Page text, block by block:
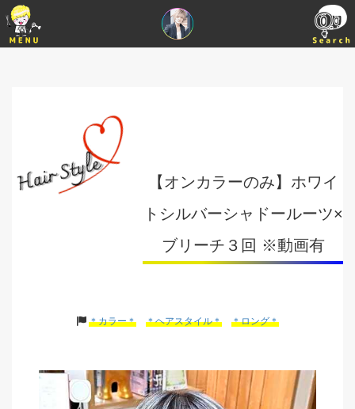
【オンカラーのみ】ホワイ
トシルバーシャドールーツ×
ブリーチ３回 ※動画有
＊カラー＊ ＊ヘアスタイル＊ ＊ロング＊